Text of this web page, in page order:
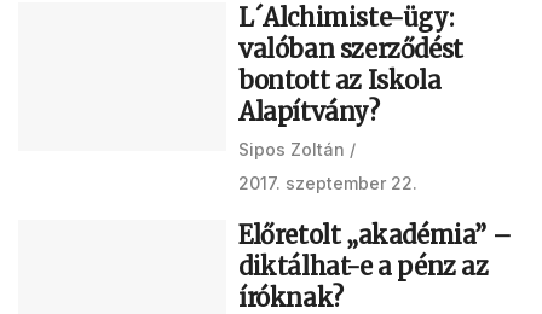
L´Alchimiste-ügy:
valóban szerződést
bontott az Iskola
Alapítvány?
Sipos Zoltán
2017. szeptember 22.
Előretolt „akadémia” –
diktálhat-e a pénz az
íróknak?